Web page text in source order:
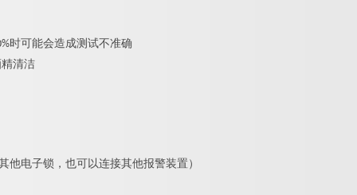
时可能会造成测试不准确
清洁
电子锁，也可以连接其他报警装置）